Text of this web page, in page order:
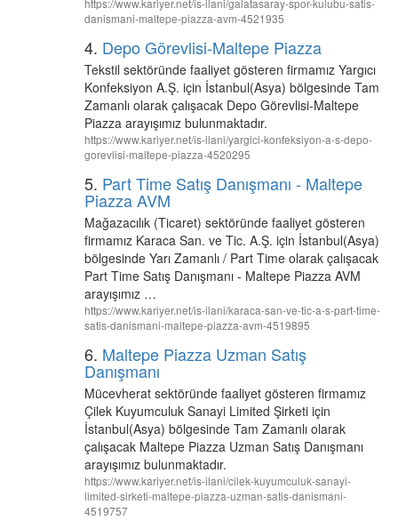
https://www.kariyer.net/is-ilani/galatasaray-spor-kulubu-satis-
danismani-maltepe-piazza-avm-4521935
4. Depo Görevlisi-Maltepe Piazza
Tekstil sektöründe faaliyet gösteren firmamız Yargıcı
Konfeksiyon A.Ş. için İstanbul(Asya) bölgesinde Tam
Zamanlı olarak çalışacak Depo Görevlisi-Maltepe
Piazza arayışımız bulunmaktadır.
https://www.kariyer.net/is-ilani/yargici-konfeksiyon-a-s-depo-
gorevlisi-maltepe-piazza-4520295
5. Part Time Satış Danışmanı - Maltepe
Piazza AVM
Mağazacılık (Ticaret) sektöründe faaliyet gösteren
firmamız Karaca San. ve Tic. A.Ş. için İstanbul(Asya)
bölgesinde Yarı Zamanlı / Part Time olarak çalışacak
Part Time Satış Danışmanı - Maltepe Piazza AVM
arayışımız …
https://www.kariyer.net/is-ilani/karaca-san-ve-tic-a-s-part-time-
satis-danismani-maltepe-piazza-avm-4519895
6. Maltepe Piazza Uzman Satış
Danışmanı
Mücevherat sektöründe faaliyet gösteren firmamız
Çilek Kuyumculuk Sanayi Limited Şirketi için
İstanbul(Asya) bölgesinde Tam Zamanlı olarak
çalışacak Maltepe Piazza Uzman Satış Danışmanı
arayışımız bulunmaktadır.
https://www.kariyer.net/is-ilani/cilek-kuyumculuk-sanayi-
limited-sirketi-maltepe-piazza-uzman-satis-danismani-
4519757